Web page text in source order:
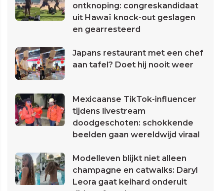
ontknoping: congreskandidaat
uit Hawaï knock-out geslagen
en gearresteerd
Japans restaurant met een chef
aan tafel? Doet hij nooit weer
Mexicaanse TikTok-influencer
tijdens livestream
doodgeschoten: schokkende
beelden gaan wereldwijd viraal
Modelleven blijkt niet alleen
champagne en catwalks: Daryl
Leora gaat keihard onderuit